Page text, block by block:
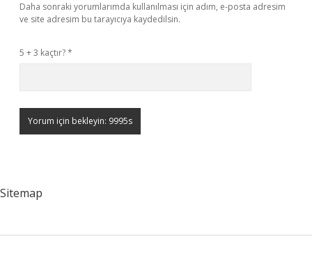
Daha sonraki yorumlarımda kullanılması için adım, e-posta adresim
ve site adresim bu tarayıcıya kaydedilsin.
5 + 3 kaçtır?*
Sitemap